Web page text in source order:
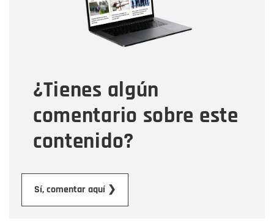
¿Tienes algún
comentario sobre este
contenido?
Sí, comentar aquí ❯
Tipo de comentario
Mensaje